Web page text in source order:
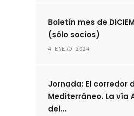
Boletín mes de
(sólo socios)
4 ENERO 2024
Jornada: El corredor
Mediterráneo. La vía
del...